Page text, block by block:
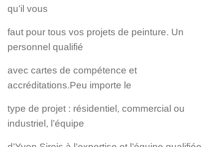
qu’il vous
faut pour tous vos projets de peinture. Un
personnel qualifié
avec cartes de compétence et
accréditations.Peu importe le
type de projet : résidentiel, commercial ou
industriel, l’équipe